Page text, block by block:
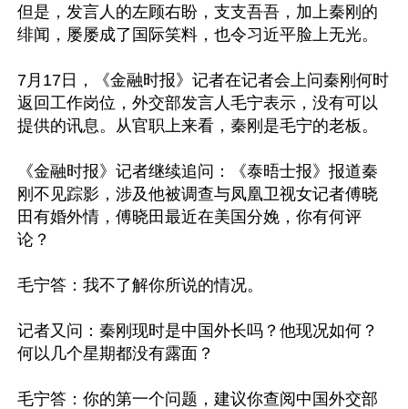
但是，发言人的左顾右盼，支支吾吾，加上秦刚的
绯闻，屡屡成了国际笑料，也令习近平脸上无光。
7月17日，《金融时报》记者在记者会上问秦刚何时
返回工作岗位，外交部发言人毛宁表示，没有可以
提供的讯息。从官职上来看，秦刚是毛宁的老板。
《金融时报》记者继续追问：《泰晤士报》报道秦
刚不见踪影，涉及他被调查与凤凰卫视女记者傅晓
田有婚外情，傅晓田最近在美国分娩，你有何评
论？
毛宁答：我不了解你所说的情况。
记者又问：秦刚现时是中国外长吗？他现况如何？
何以几个星期都没有露面？
毛宁答：你的第一个问题，建议你查阅中国外交部